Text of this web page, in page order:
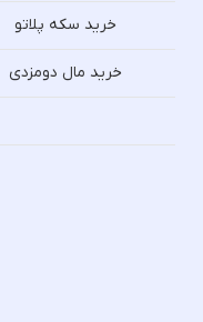
خرید سکه پلاتو
خرید مال دومزدی